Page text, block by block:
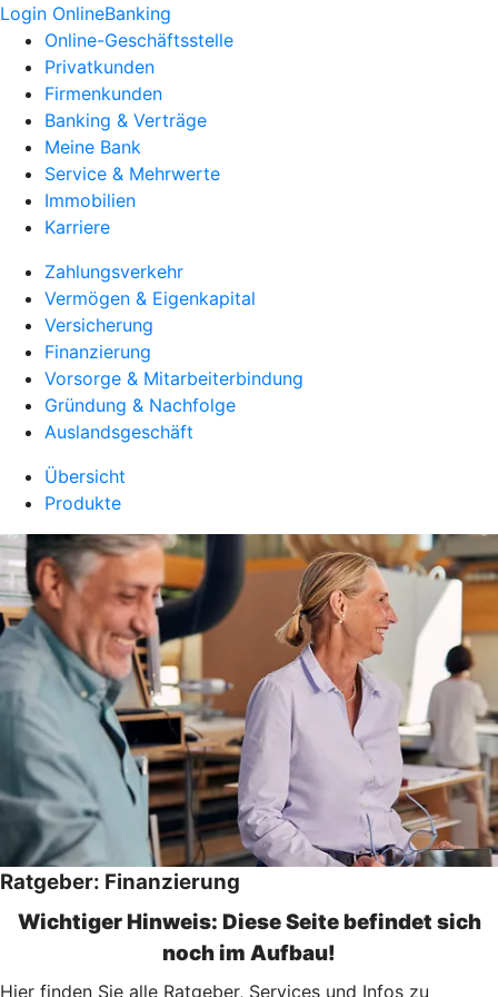
Login OnlineBanking
Online-Geschäftsstelle
Privatkunden
Firmenkunden
Banking & Verträge
Meine Bank
Service & Mehrwerte
Immobilien
Karriere
Zahlungsverkehr
Vermögen & Eigenkapital
Versicherung
Finanzierung
Vorsorge & Mitarbeiterbindung
Gründung & Nachfolge
Auslandsgeschäft
Übersicht
Produkte
Ratgeber: Finanzierung
Wichtiger Hinweis: Diese Seite befindet sich
noch im Aufbau!
Hier finden Sie alle Ratgeber, Services und Infos zu